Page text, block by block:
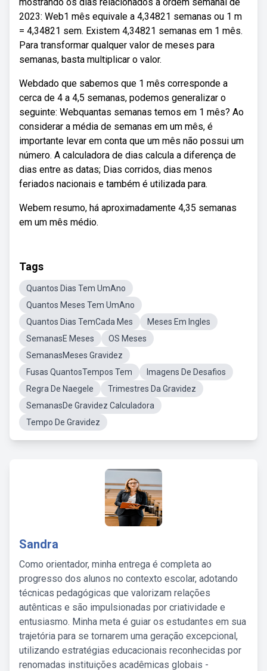
2023: Web1 mês equivale a 4,34821 semanas ou 1 m
= 4,34821 sem. Existem 4,34821 semanas em 1 mês.
Para transformar qualquer valor de meses para
semanas, basta multiplicar o valor.
Webdado que sabemos que 1 mês corresponde a
cerca de 4 a 4,5 semanas, podemos generalizar o
seguinte: Webquantas semanas temos em 1 mês? Ao
considerar a média de semanas em um mês, é
importante levar em conta que um mês não possui um
número. A calculadora de dias calcula a diferença de
dias entre as datas; Dias corridos, dias menos
feriados nacionais e também é utilizada para.
Webem resumo, há aproximadamente 4,35 semanas
em um mês médio.
Tags
Quantos Dias Tem UmAno
Quantos Meses Tem UmAno
Quantos Dias TemCada Mes
Meses Em Ingles
SemanasE Meses
OS Meses
SemanasMeses Gravidez
Fusas QuantosTempos Tem
Imagens De Desafios
Regra De Naegele
Trimestres Da Gravidez
SemanasDe Gravidez Calculadora
Tempo De Gravidez
Sandra
Como orientador, minha entrega é completa ao
progresso dos alunos no contexto escolar, adotando
técnicas pedagógicas que valorizam relações
autênticas e são impulsionadas por criatividade e
entusiasmo. Minha meta é guiar os estudantes em sua
trajetória para se tornarem uma geração excepcional,
utilizando estratégias educacionais reconhecidas por
renomadas instituições acadêmicas globais -